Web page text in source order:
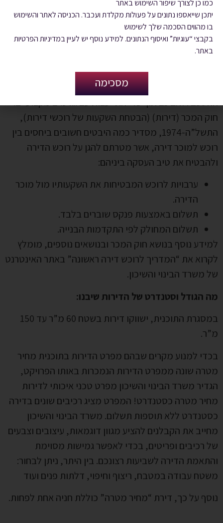
המתנה להגרלה ולהודעה על תוצאותיה
בדיקת אפשרויות למימון הדירה
בחירת דירה אצל החברה הבונה וחתימה על חוזה,
חתימה על חוזה המכר.
חוזה המכר בין רוכש הדירה ומוכר דירה מחייב את שני
הצדדים, ולכן מומלץ לרוכש הדירה לעיין בנחת בפרטי
ההסכם ולהבינם תוך כדי התייעצות עם גורמים מקצועיים.
חוק המכר (דירות) (הבטחת השקעות של רוכשי דירות),
התשל”ה-1974, מסדיר כמה היבטים חשובים ביחסים בין
רוכש למוכר דירה, אשר מטרתם להגן על רוכש הדירה
ולהבטיח את טיב העסקה ביניהם:
ערבויות לרוכש המבטיחות את השקעותיו מול מוכר
הדירה.
תשלום באמצעות פנקס שוברים בלבד.
תשלום המחולק לפי התקדמות הבנייה.
למידע נוסף בנושא חוק המכר ובנושאים נוספים, מומלץ
לקרוא את “המדריך לרוכש דירה ראשונה” באתר האינטרנט
של משרד הבינוי והשיכון.
מה הגודל וסטנדרט של הדירות שיבנו:
במסגרת התוכנית, ישווקו דירות בשטח 60 מ”ר עד 150
מ”ר.
בכדי למנוע מקרים שבהם מפרט הדירות בתוכנית מחיר
מטרה שונה ממפרט הדירות הנמכרות באותו הפרויקט,
הגדיר משרד הבינוי והשיכון מפרט טכני איכותי לדירות
מחיר מטרה כסטנדרט! המפרט מציג רכיבים שונים בדירה
כסטנדרט ללא תוספות תשלום. משרד הבינוי והשיכון
מחייב את הקבלנים להציע מגוון דוגמאות, עיצובים וצבעים
של רכיבים ופריטים, בכדי לאפשר גמישות מסוימת
והתאמת הדירה לשביעות רצונכם. בין היתר, ניתן לבחור:
משטח עבודה במטבח, ריצוף וחיפוי, דלתות פנים ועוד
נוסף על כך, דירת “מחיר מטרה” כוללת חניה אחת לפחות.
כמו כן לצורך שיפור השימוש באתר
יתכן שייאספו נתונים על פעולות מקלדת ועכבר. הכניסה לאתר והשימוש
בו מהווים הסכמה שלך לשימוש
בקבצי “עוגיות” ואיסוף הנתונים. למידע נוסף יש לעיין במדיניות הפרטיות
באתר.
מסכימה